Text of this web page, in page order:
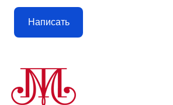
Написать